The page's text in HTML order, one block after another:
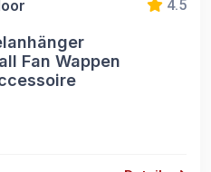
4.5
Fan Wappen